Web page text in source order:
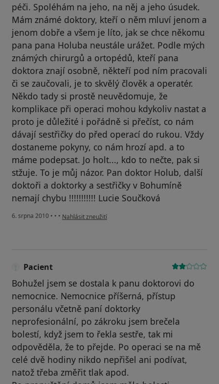
péči. Spoléhám na jeho, na něj a jeho úsudek.
Mám známé doktory, kteří o něm mluví jenom a
jenom dobře a všem je líto, jak se chce někomu
pana pana Holuba neustále urážet. Podle mých
známých chirurgů a ortopédů, kteří pana
doktora znají osobně, někteří pod ním pracovali
či se zaučovali, je to skvělý člověk a operatér.
Někdo tady si prostě neuvědomuje, že
komplikace při operaci mohou kdykoliv nastat a
proto je důležité i pořádně si přečíst, co nám
dávají sestřičky do před operací do rukou. Vždy
dostaneme pokyny, co nám hrozí apd. a to
máme podepsat. Jo holt..., kdo to nečte, pak si
stžuje. To je můj názor. Pan doktor Holub, další
doktoři a doktorky a sestřičky v Bohumíně
nemají chybu !!!!!!!!!!! Lucie Součková
6. srpna 2010 • • • podle názoru uživatele Pacient
Nahlásit zneužití
Pacient
Bohužel jsem se dostala k panu doktorovi do
nemocnice. Nemocnice příšerná, přístup
personálu včetně paní doktorky
neprofesionální, po zákroku jsem brečela
bolestí, když jsem to řekla sestře, tak mi
odpověděla, že to přejde. Po operaci se na mě
celé dvě hodiny nikdo nepřišel ani podívat,
natož třeba změřit tlak apod.